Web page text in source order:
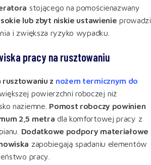
stojącego na pomościenazwany
lub zbyt niskie ustawienie prowadzi
i zwiększa ryzyko wypadku
pracy na rusztowaniu
rusztowaniu z nożem termicznym do
powierzchni roboczej niż
naziemne. Pomost roboczy powinien
2,5 metra dla komfortowej pracy z
Dodatkowe podpory materiałowe
zapobiegają spadaniu elementów
pracy.